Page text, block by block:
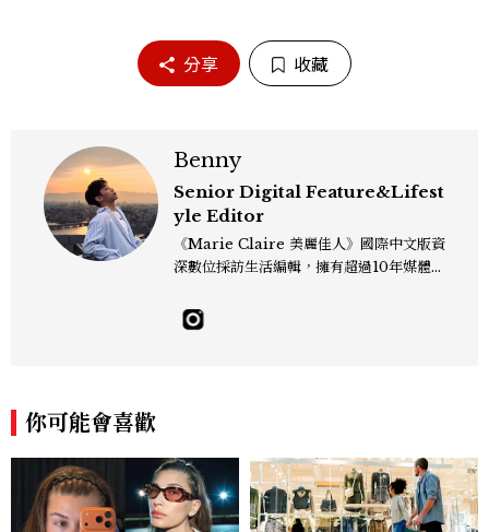
分享 收藏
Benny
Senior Digital Feature&Lifest
yle Editor
《Marie Claire 美麗佳人》國際中文版資
深數位採訪生活編輯，擁有超過10年媒體與
飯店、奢華旅宿、旅遊景點、航空等領域，
另涉獵3C家電、居家生活範疇，具備實測
pella、Mandarin Oriental、JOAL
I、Raffles、Banyan Tree、IHG、Ma
rriott等頂級飯店集團。 策劃並執行超過7
你可能會喜歡